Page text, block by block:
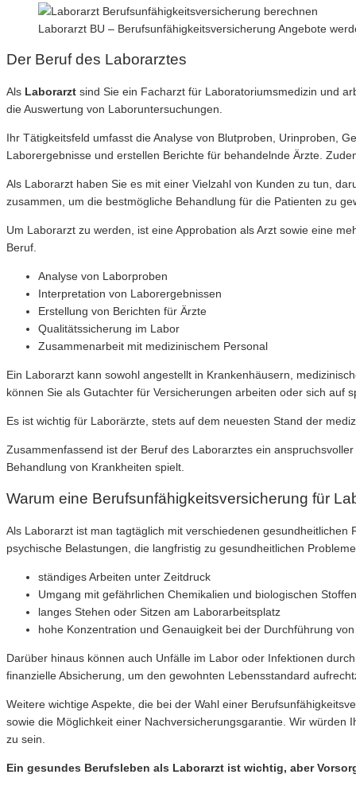
Laborarzt BU – Berufsunfähigkeitsversicherung Angebote
Der Beruf des Laborarztes
Als Laborarzt sind Sie ein Facharzt für Laboratoriumsmedizin und
die Auswertung von Laboruntersuchungen.
Ihr Tätigkeitsfeld umfasst die Analyse von Blutproben, Urinproben,
Laborergebnisse und erstellen Berichte für behandelnde Ärzte.
Als Laborarzt haben Sie es mit einer Vielzahl von Kunden zu tun,
zusammen, um die bestmögliche Behandlung für die Patienten zu
Um Laborarzt zu werden, ist eine Approbation als Arzt sowie eine
Beruf.
Analyse von Laborproben
Interpretation von Laborergebnissen
Erstellung von Berichten für Ärzte
Qualitätssicherung im Labor
Zusammenarbeit mit medizinischem Personal
Ein Laborarzt kann sowohl angestellt in Krankenhäusern,
können Sie als Gutachter für Versicherungen arbeiten oder sich auf
Es ist wichtig für Laborärzte, stets auf dem neuesten Stand der
Zusammenfassend ist der Beruf des Laborarztes ein
Behandlung von Krankheiten spielt.
Warum eine Berufsunfähigkeitsversicherung für
Als Laborarzt ist man tagtäglich mit verschiedenen
psychische Belastungen, die langfristig zu gesundheitlichen
ständiges Arbeiten unter Zeitdruck
Umgang mit gefährlichen Chemikalien und biologischen Stoffen
langes Stehen oder Sitzen am Laborarbeitsplatz
hohe Konzentration und Genauigkeit bei der Durchführung
Darüber hinaus können auch Unfälle im Labor oder Infektionen
finanzielle Absicherung, um den gewohnten Lebensstandard
Weitere wichtige Aspekte, die bei der Wahl einer
sowie die Möglichkeit einer Nachversicherungsgarantie. Wir
zu sein.
Ein gesundes Berufsleben als Laborarzt ist wichtig, aber